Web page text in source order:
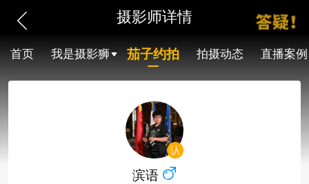
摄影师详情
首页 我是摄影狮 茄子约拍 拍摄动态 直播案例
滨语